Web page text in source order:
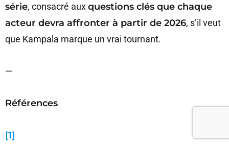
série, consacré auxquestions clés que chaque
acteur devra affronter à partir de 2026, s’il veut
que Kampala marque un vrai tournant.
—
Références
[1]